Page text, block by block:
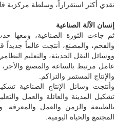
نقدي أكثر استقراراً، وسلطة مركزية
إنسان الآلة الصناعية
ثم جاءت الثورة الصناعية، ومعها
والفحم، والمصنع، أنتجت عالماً
ووسائل النقل الحديثة، والتعليم
عامل مرتبط بالساعة والمصنع
والإنتاج المستمر والتراكم.
وأنتجت وسائل الإنتاج الصناعية
تشكيل المدينة والعائلة والعمل
بالطبيعة والزمن والعمل
المجتمع والحياة اليومية.